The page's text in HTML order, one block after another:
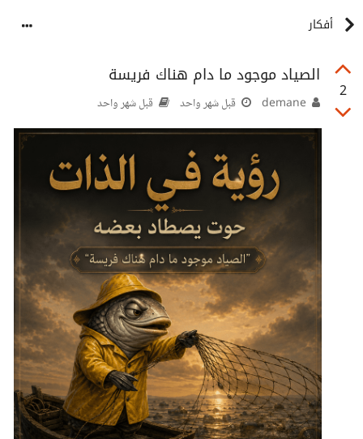
أفكار
2
الصياد موجود ما دام هناك فريسة
قبل شهر واحد قبل شهر واحد